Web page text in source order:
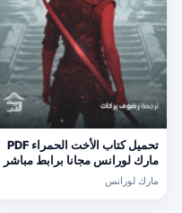
تحميل كتاب الأخت الحمراء PDF
مارك لورانس مجانا برابط مباشر
مارك لورانس